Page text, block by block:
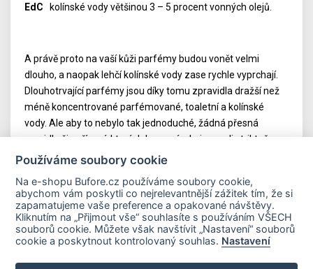
EdC kolínské vody většinou 3 – 5 procent vonných olejů.
A právě proto na vaší kůži parfémy budou vonět velmi
dlouho, a naopak lehčí kolínské vody zase rychle vyprchají.
Dlouhotrvající parfémy jsou díky tomu zpravidla dražší než
méně koncentrované parfémované, toaletní a kolínské
vody. Ale aby to nebylo tak jednoduché, žádná přesná
pravidla či nařízení, kterých by se výrobci museli striktně
držet, vlastně neexistují. Koncentrace vonných složek se pak
Důležité odkazy
Používáme soubory cookie
Na e-shopu Bufore.cz používáme soubory cookie,
abychom vám poskytli co nejrelevantnější zážitek tím, že si
zapamatujeme vaše preference a opakované návštěvy.
Kliknutím na „Přijmout vše“ souhlasíte s používáním VŠECH
souborů cookie. Můžete však navštívit „Nastavení“ souborů
cookie a poskytnout kontrolovaný souhlas. Nastavení